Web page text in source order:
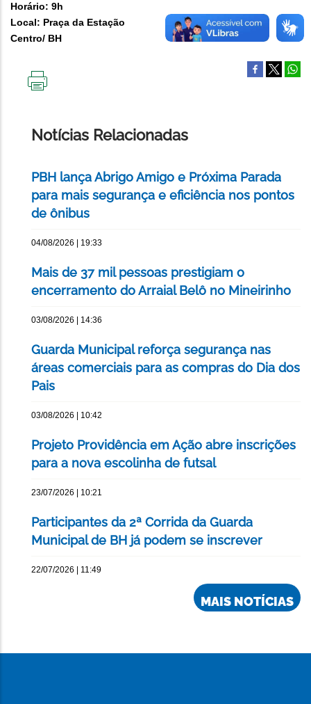
Horário: 9h
Local: Praça da Estação
Centro/ BH
Notícias Relacionadas
PBH lança Abrigo Amigo e Próxima Parada
para mais segurança e eficiência nos pontos
de ônibus
04/08/2026 | 19:33
Mais de 37 mil pessoas prestigiam o
encerramento do Arraial Belô no Mineirinho
03/08/2026 | 14:36
Guarda Municipal reforça segurança nas
áreas comerciais para as compras do Dia dos
Pais
03/08/2026 | 10:42
Projeto Providência em Ação abre inscrições
para a nova escolinha de futsal
23/07/2026 | 10:21
Participantes da 2ª Corrida da Guarda
Municipal de BH já podem se inscrever
22/07/2026 | 11:49
MAIS NOTÍCIAS